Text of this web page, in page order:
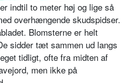
indtil to meter høj og lige så
overhængende skudspidser.
Blomsterne er helt
sidder tæt sammen ud langs
tidligt, ofte fra midten af
men ikke på